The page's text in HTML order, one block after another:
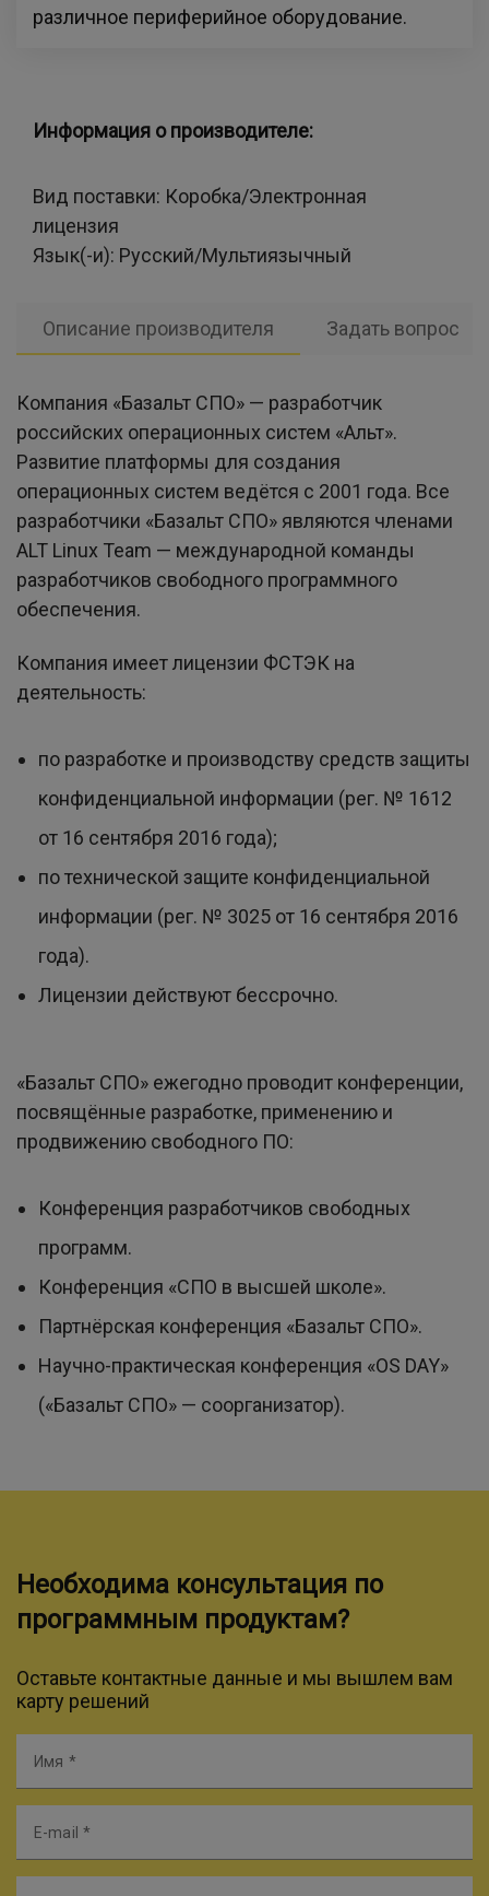
различное периферийное оборудование.
Информация о производителе:
Вид поставки: Коробка/Электронная
лицензия
Язык(-и): Русский/Мультиязычный
Описание производителя Задать вопрос
Компания «Базальт СПО» — разработчик
российских операционных систем «Альт».
Развитие платформы для создания
операционных систем ведётся с 2001 года. Все
разработчики «Базальт СПО» являются членами
ALT Linux Team — международной команды
разработчиков свободного программного
обеспечения.
Компания имеет лицензии ФСТЭК на
деятельность:
по разработке и производству средств защиты
конфиденциальной информации (рег. № 1612
от 16 сентября 2016 года);
по технической защите конфиденциальной
информации (рег. № 3025 от 16 сентября 2016
года).
Лицензии действуют бессрочно.
«Базальт СПО» ежегодно проводит конференции,
посвящённые разработке, применению и
продвижению свободного ПО:
Конференция разработчиков свободных
программ.
Конференция «СПО в высшей школе».
Партнёрская конференция «Базальт СПО».
Научно-практическая конференция «OS DAY»
(«Базальт СПО» — соорганизатор).
Необходима консультация по
программным продуктам?
Оставьте контактные данные и мы вышлем вам
карту решений
Имя
E-mail